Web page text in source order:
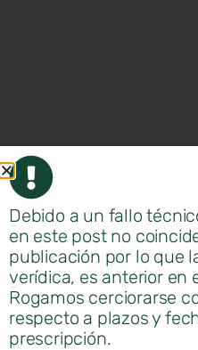
La asociación
Isabel , organiza un
inteligencia artificial
una idea de negocio.
Debido a un fallo
en este post no
publicación por lo que
verídica, es anterior en
Rogamos cerciorarse
respecto a plazos y
prescripción.